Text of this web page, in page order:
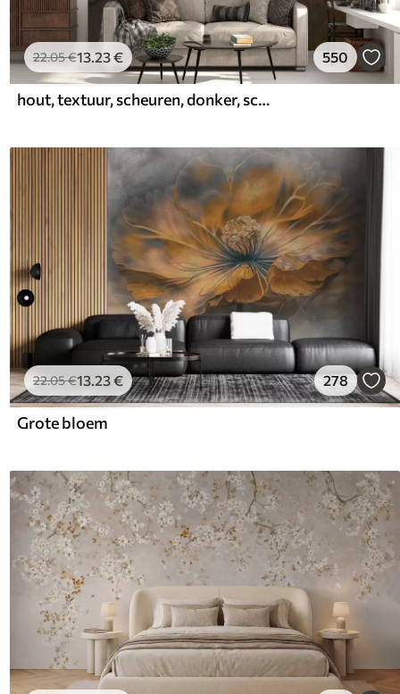
22.05€13.23€ 550
hout, textuur, scheuren, donker, schors, oppervlak
22.05€13.23€ 278
Grote bloem